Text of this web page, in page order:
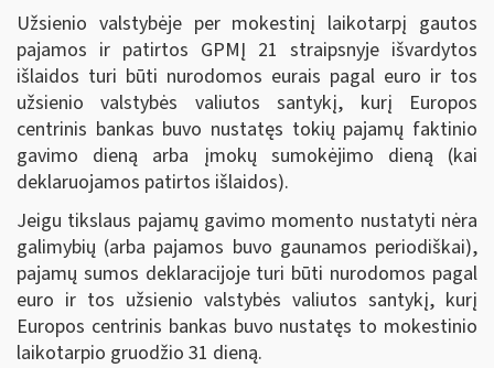
Užsienio valstybėje per mokestinį laikotarpį gautos
pajamos ir patirtos GPMĮ 21 straipsnyje išvardytos
išlaidos turi būti nurodomos eurais pagal euro ir tos
užsienio valstybės valiutos santykį, kurį Europos
centrinis bankas buvo nustatęs tokių pajamų faktinio
gavimo dieną arba įmokų sumokėjimo dieną (kai
deklaruojamos patirtos išlaidos).
Jeigu tikslaus pajamų gavimo momento nustatyti nėra
galimybių (arba pajamos buvo gaunamos periodiškai),
pajamų sumos deklaracijoje turi būti nurodomos pagal
euro ir tos užsienio valstybės valiutos santykį, kurį
Europos centrinis bankas buvo nustatęs to mokestinio
laikotarpio gruodžio 31 dieną.